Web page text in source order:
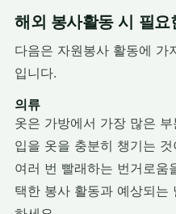
해외 봉사활동 시 필요
다음은 자원봉사 활동에 가
입니다.
의류
옷은 가방에서 가장 많은
입을 옷을 충분히 챙기는
여러 번 빨래하는 번거로움
택한 봉사 활동과 예상되는